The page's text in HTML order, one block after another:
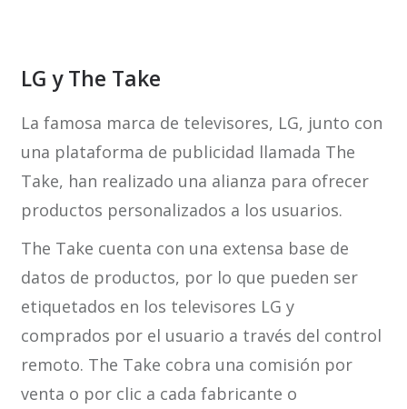
LG y The Take
La famosa marca de televisores, LG, junto con
una plataforma de publicidad llamada The
Take, han realizado una alianza para ofrecer
productos personalizados a los usuarios.
The Take cuenta con una extensa base de
datos de productos, por lo que pueden ser
etiquetados en los televisores LG y
comprados por el usuario a través del control
remoto. The Take cobra una comisión por
venta o por clic a cada fabricante o